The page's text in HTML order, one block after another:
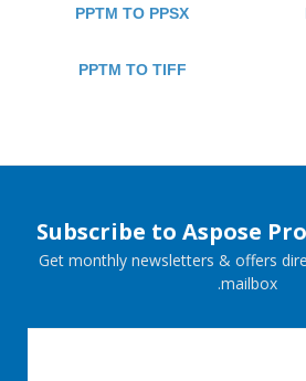
PPTM TO PPSX
PPTM TO TIFF
Subscribe to Aspose
Get monthly newsletters & offers
mailbox.